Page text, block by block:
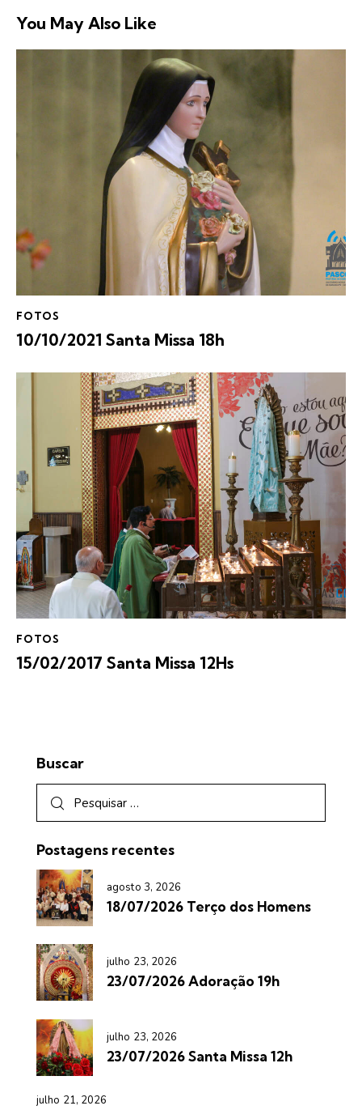
You May Also Like
FOTOS
10/10/2021 Santa Missa 18h
FOTOS
15/02/2017 Santa Missa 12Hs
Buscar
Postagens recentes
agosto 3, 2026
18/07/2026 Terço dos Homens
julho 23, 2026
23/07/2026 Adoração 19h
julho 23, 2026
23/07/2026 Santa Missa 12h
julho 21, 2026